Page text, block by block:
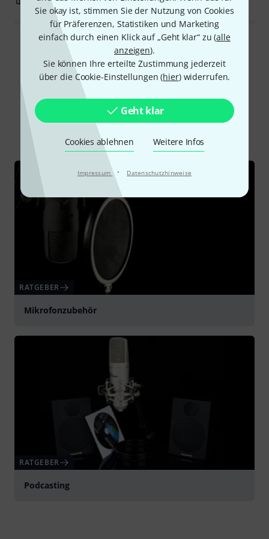
Sie okay ist, stimmen Sie der Nutzung von Cookies
für Präferenzen, Statistiken und Marketing
einfach durch einen Klick auf „Geht klar“ zu (alle
anzeigen).
Sie können Ihre erteilte Zustimmung jederzeit
über die Cookie-Einstellungen (hier) widerrufen.
Geht klar
Cookies ablehnen Weitere Infos
Impressum · Datenschutzhinweise
Alle Bewertungen lesen
Schon gewusst?
Alle
RATGEBER
Mikrofonzubehör
RATGEBER
Podcasting